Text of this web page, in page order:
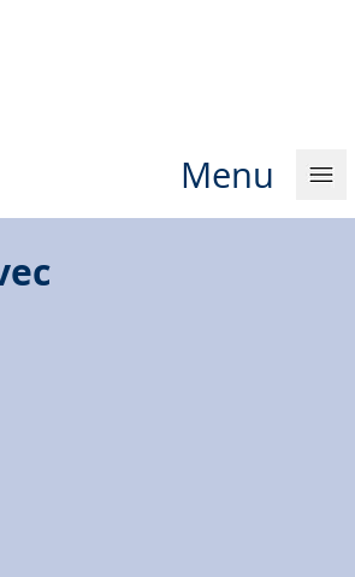
Menu